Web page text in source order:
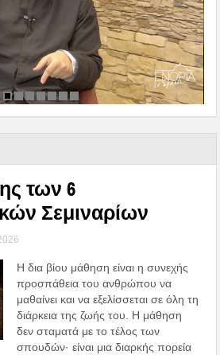
των 6
Σεμιναρίων
Η δια βίου μάθηση είναι η συνεχής
προσπάθεια του ανθρώπου να
μαθαίνει και να εξελίσσεται σε όλη τη
διάρκεια της ζωής του. Η μάθηση
δεν σταματά με το τέλος των
σπουδών· είναι μια διαρκής πορεία